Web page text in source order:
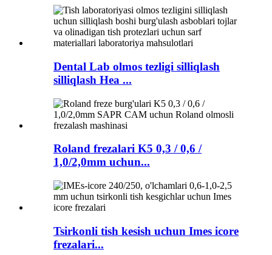
Dental Lab olmos tezligi silliqlash
silliqlash Hea ...
Roland frezalari K5 0,3 / 0,6 /
1,0/2,0mm uchun...
Tsirkonli tish kesish uchun Imes icore
frezalari...